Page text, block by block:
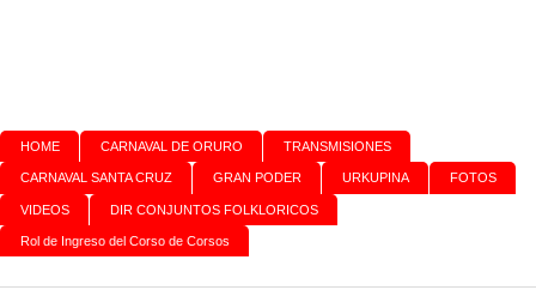
HOME CARNAVAL DE ORURO TRANSMISIONES
CARNAVAL SANTA CRUZ GRAN PODER URKUPINA FOTOS
VIDEOS DIR CONJUNTOS FOLKLORICOS
Rol de Ingreso del Corso de Corsos